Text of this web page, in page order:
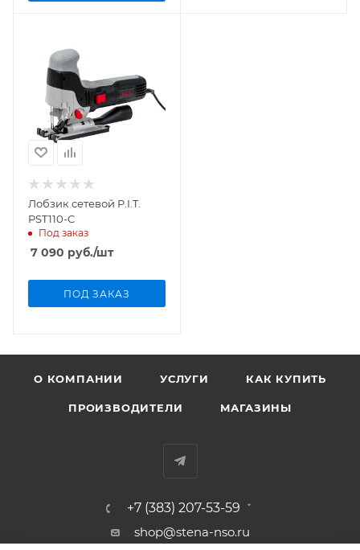
Лобзик сетевой P.I.T.
PST110-C
Под заказ
7 090 руб./шт
ПОД ЗАКАЗ
О КОМПАНИИ УСЛУГИ КАК КУПИТЬ
ПРОИЗВОДИТЕЛИ МАГАЗИНЫ
+7 (383) 207-53-59
shop@stena-nso.ru